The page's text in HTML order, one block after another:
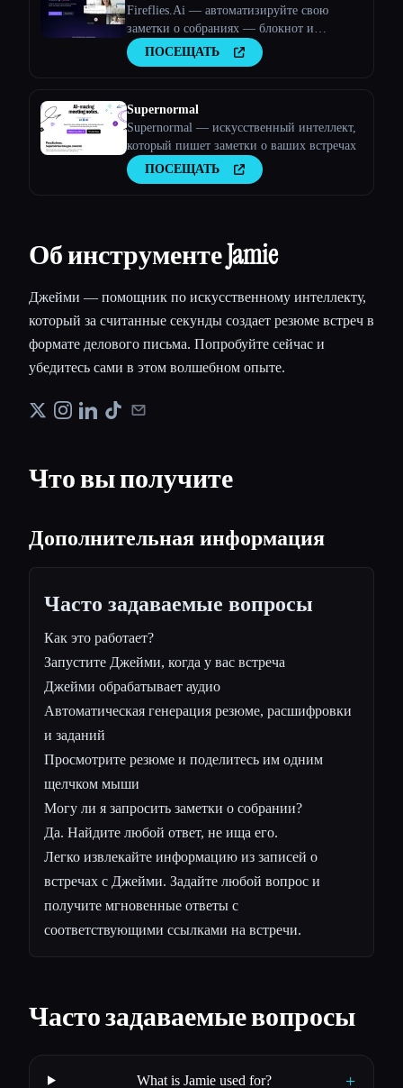
Fireflies.Ai — автоматизируйте свою
заметки о собраниях — блокнот и
аналитика разговоров
ПОСЕЩАТЬ
Supernormal
Supernormal — искусственный интеллект,
который пишет заметки о ваших встречах
ПОСЕЩАТЬ
Об инструменте Jamie
Джейми — помощник по искусственному интеллекту,
который за считанные секунды создает резюме встреч в
формате делового письма. Попробуйте сейчас и
убедитесь сами в этом волшебном опыте.
Что вы получите
Дополнительная информация
Часто задаваемые вопросы
Как это работает?
Запустите Джейми, когда у вас встреча
Джейми обрабатывает аудио
Автоматическая генерация резюме, расшифровки
и заданий
Просмотрите резюме и поделитесь им одним
щелчком мыши
Могу ли я запросить заметки о собрании?
Да. Найдите любой ответ, не ища его.
Легко извлекайте информацию из записей о
встречах с Джейми. Задайте любой вопрос и
получите мгновенные ответы с
соответствующими ссылками на встречи.
Часто задаваемые вопросы
What is Jamie used for? +